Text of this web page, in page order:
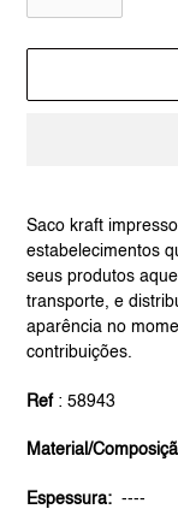
product
Saco kraft
estabelecimentos
seus produtos
transporte, e
aparência no
contribuições.
Ref: 58943
Material/
Espessura: ----